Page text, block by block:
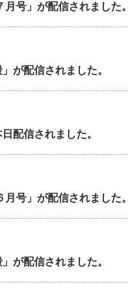
号」が配信されました。
が配信されました。
配信されました。
号」が配信されました。
が配信されました。